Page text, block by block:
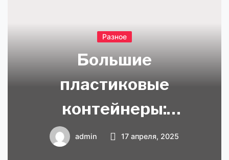
Разное
Большие
пластиковые
контейнеры:
надежное
admin 17 апреля, 2025